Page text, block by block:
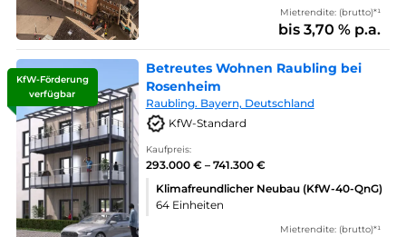
Mietrendite: (brutto)*¹
bis 3,70 % p.a.
KfW-Förderung
verfügbar
Betreutes Wohnen Raubling bei
Rosenheim
Raubling. Bayern, Deutschland
KfW-Standard
Kaufpreis:
293.000 € – 741.300 €
Klimafreundlicher Neubau (KfW-40-QnG)
64 Einheiten
Mietrendite: (brutto)*¹